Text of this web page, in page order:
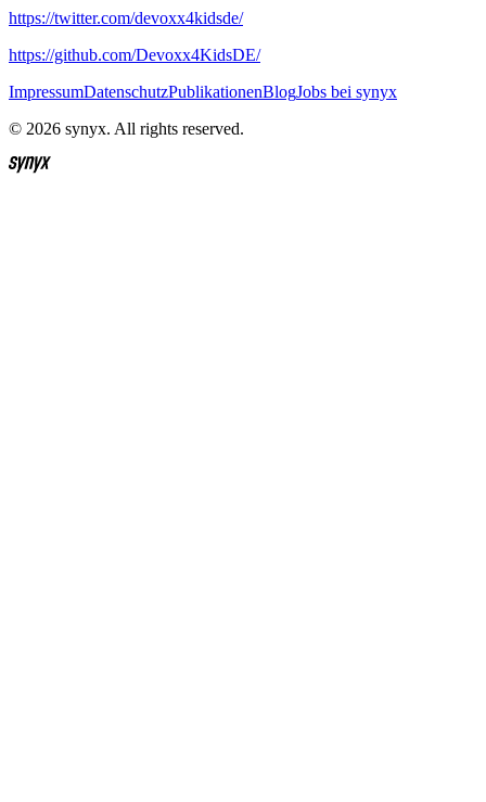
https://twitter.com/devoxx4kidsde/
https://github.com/Devoxx4KidsDE/
ImpressumDatenschutzPublikationenBlogJobs bei synyx
© 2026 synyx. All rights reserved.